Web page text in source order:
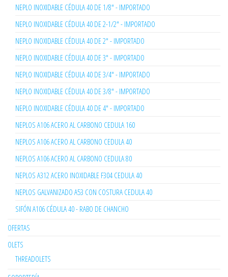
NEPLO INOXIDABLE CÉDULA 40 DE 1/8" - IMPORTADO
NEPLO INOXIDABLE CÉDULA 40 DE 2-1/2" - IMPORTADO
NEPLO INOXIDABLE CÉDULA 40 DE 2" - IMPORTADO
NEPLO INOXIDABLE CÉDULA 40 DE 3" - IMPORTADO
NEPLO INOXIDABLE CÉDULA 40 DE 3/4" - IMPORTADO
NEPLO INOXIDABLE CÉDULA 40 DE 3/8" - IMPORTADO
NEPLO INOXIDABLE CÉDULA 40 DE 4" - IMPORTADO
NEPLOS A106 ACERO AL CARBONO CEDULA 160
NEPLOS A106 ACERO AL CARBONO CEDULA 40
NEPLOS A106 ACERO AL CARBONO CEDULA 80
NEPLOS A312 ACERO INOXIDABLE F304 CEDULA 40
NEPLOS GALVANIZADO A53 CON COSTURA CEDULA 40
SIFÓN A106 CÉDULA 40 - RABO DE CHANCHO
OFERTAS
OLETS
THREADOLETS